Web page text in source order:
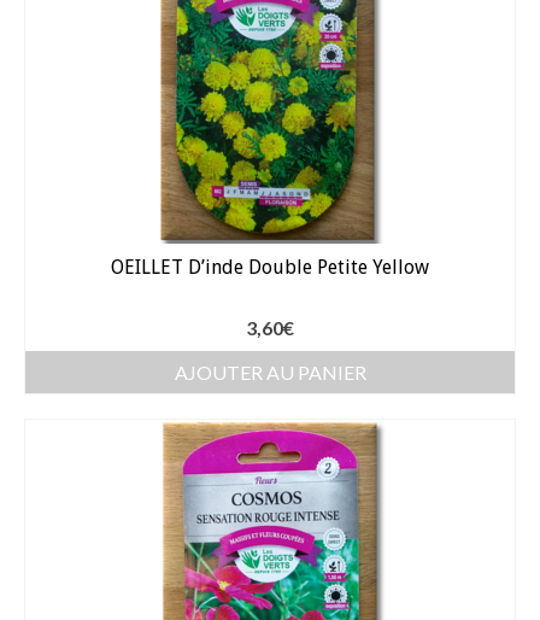
Arrosage
Enterré / Regards
Arroseurs
Pistolets / Brosses
Porte tuyau
Raccords / accessoires
Robinets / Vannes
Goutte à goutte
Outillage
OEILLET D’inde Double Petite Yellow
3,60€
AJOUTER AU PANIER